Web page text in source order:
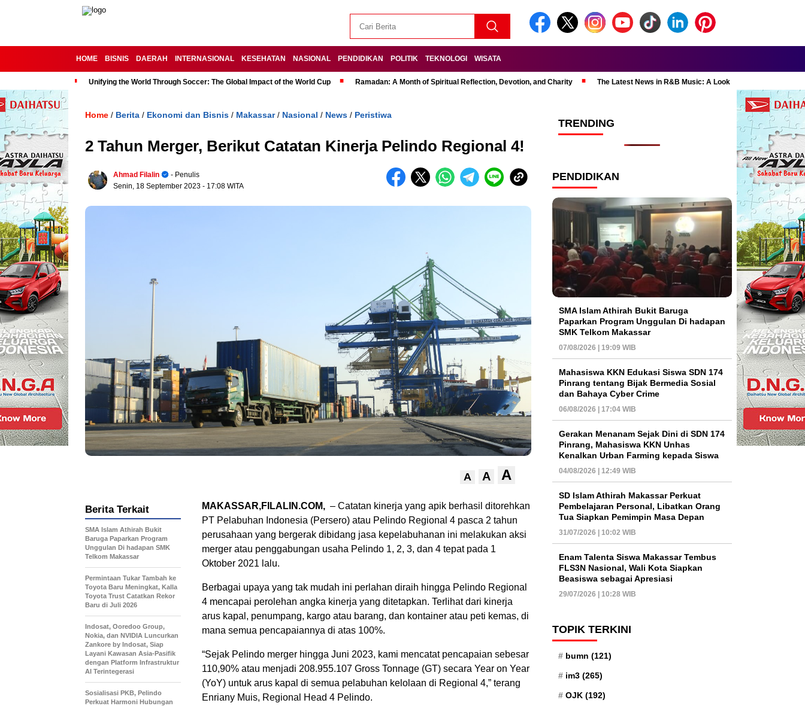
HOME BISNIS DAERAH INTERNASIONAL KESEHATAN NASIONAL PENDIDIKAN POLITIK TEKNOLOGI WISATA
Unifying the World Through Soccer: The Global Impact of the World Cup Ramadan: A Month of Spiritual Reflection, Devotion, and Charity The Latest News in R&B Music: A Look at Super Bowl
Home / Berita / Ekonomi dan Bisnis / Makassar/ Nasional / News / Peristiwa
2 Tahun Merger, Berikut Catatan Kinerja Pelindo Regional 4!
Ahmad Filalin
- Penulis
Senin, 18 September 2023 - 17:08 WITA
A A A
MAKASSAR,FILALIN.COM, – Catatan kinerja yang apik berhasil ditorehkan
PT Pelabuhan Indonesia (Persero) atau Pelindo Regional 4 pasca 2 tahun
perusahaan yang bergerak dibidang jasa kepelabuhanan ini melakukan aksi
merger atau penggabungan usaha Pelindo 1, 2, 3, dan 4 tepat pada 1
Oktober 2021 lalu.
Berbagai upaya yang tak mudah ini perlahan diraih hingga Pelindo Regional
4 mencapai perolehan angka kinerja yang ditetapkan. Terlihat dari kinerja
arus kapal, penumpang, kargo atau barang, dan kontainer atau peti kemas, di
mana semua pencapaiannya di atas 100%.
“Sejak Pelindo merger hingga Juni 2023, kami mencatat pencapaian sebesar
110,90% atau menjadi 208.955.107 Gross Tonnage (GT) secara Year on Year
(YoY) untuk arus kapal di semua pelabuhan kelolaan di Regional 4,” terang
Enriany Muis, Regional Head 4 Pelindo.
Berita Terkait
SMA Islam Athirah Bukit
Baruga Paparkan Program
Unggulan Di hadapan SMK
Telkom Makassar
Permintaan Tukar Tambah ke
Toyota Baru Meningkat, Kalla
Toyota Trust Catatkan Rekor
Baru di Juli 2026
Indosat, Ooredoo Group,
Nokia, dan NVIDIA Luncurkan
Zankore by Indosat, Siap
Layani Kawasan Asia-Pasifik
dengan Platform Infrastruktur
AI Terintegerasi
Sosialisasi PKB, Pelindo
Perkuat Harmoni Hubungan
TRENDING
PENDIDIKAN
SMA Islam Athirah Bukit Baruga
Paparkan Program Unggulan Di hadapan
SMK Telkom Makassar
07/08/2026 | 19:09 WIB
Mahasiswa KKN Edukasi Siswa SDN 174
Pinrang tentang Bijak Bermedia Sosial
dan Bahaya Cyber Crime
06/08/2026 | 17:04 WIB
Gerakan Menanam Sejak Dini di SDN 174
Pinrang, Mahasiswa KKN Unhas
Kenalkan Urban Farming kepada Siswa
04/08/2026 | 12:49 WIB
SD Islam Athirah Makassar Perkuat
Pembelajaran Personal, Libatkan Orang
Tua Siapkan Pemimpin Masa Depan
31/07/2026 | 10:02 WIB
Enam Talenta Siswa Makassar Tembus
FLS3N Nasional, Wali Kota Siapkan
Beasiswa sebagai Apresiasi
29/07/2026 | 10:28 WIB
TOPIK TERKINI
bumn (121)
im3 (265)
OJK (192)